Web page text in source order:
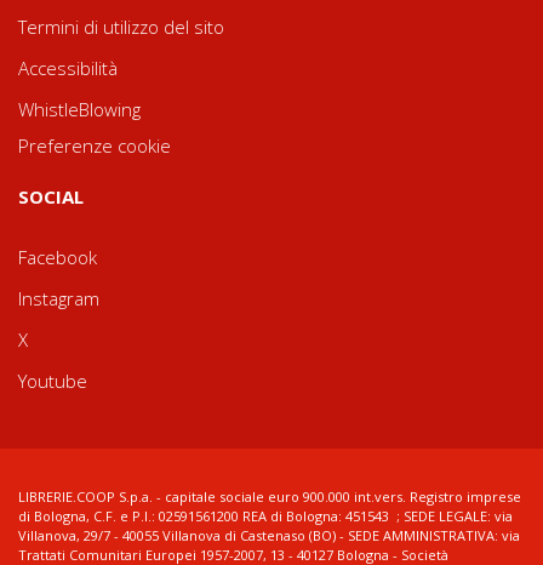
Termini di utilizzo del sito
Accessibilità
WhistleBlowing
Preferenze cookie
SOCIAL
Facebook
Instagram
X
Youtube
LIBRERIE.COOP S.p.a. - capitale sociale euro 900.000 int.vers. Registro imprese
di Bologna, C.F. e P.I.: 02591561200 REA di Bologna: 451543 ; SEDE LEGALE: via
Villanova, 29/7 - 40055 Villanova di Castenaso (BO) - SEDE AMMINISTRATIVA: via
Trattati Comunitari Europei 1957-2007, 13 - 40127 Bologna - Società